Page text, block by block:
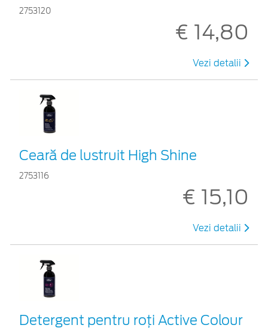
2753120
€ 14,80
Vezi detalii
Ceară de lustruit High Shine
2753116
€ 15,10
Vezi detalii
Detergent pentru roți Active Colour